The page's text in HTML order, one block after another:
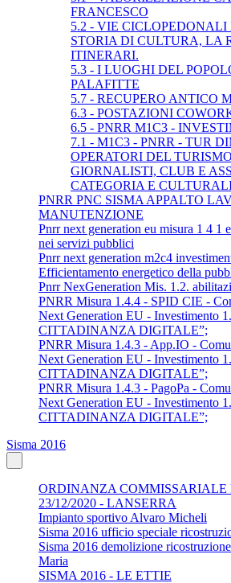
FRANCESCO
5.2 - VIE
STORIA DI CULTURA, LA
ITINERARI.
5.3 - I LUOGHI DEL
PALAFITTE
5.7 - RECUPERO ANTICO
6.3 - POSTAZIONI
6.5 - PNRR M1C3 -
7.1 - M1C3 - PNRR - TUR
OPERATORI DEL
GIORNALISTI, CLUB E
CATEGORIA E
PNRR PNC SISMA APPALTO
MANUTENZIONE
Pnrr next generation eu misura 1 4 1
nei servizi pubblici
Pnrr next generation m2c4
Efficientamento energetico della
Pnrr NexGeneration Mis. 1.2.
PNRR Misura 1.4.4 - SPID CIE -
Next Generation EU - Investimento
CITTADINANZA DIGITALE”;
PNRR Misura 1.4.3 - App.IO -
Next Generation EU - Investimento
CITTADINANZA DIGITALE”;
PNRR Misura 1.4.3 - PagoPa -
Next Generation EU - Investimento
CITTADINANZA DIGITALE”;
Sisma 2016
ORDINANZA COMMISSARIALE
23/12/2020 - LANSERRA
Impianto sportivo Alvaro Micheli
Sisma 2016 ufficio speciale
Sisma 2016 demolizione
Maria
SISMA 2016 - LE ETTIE